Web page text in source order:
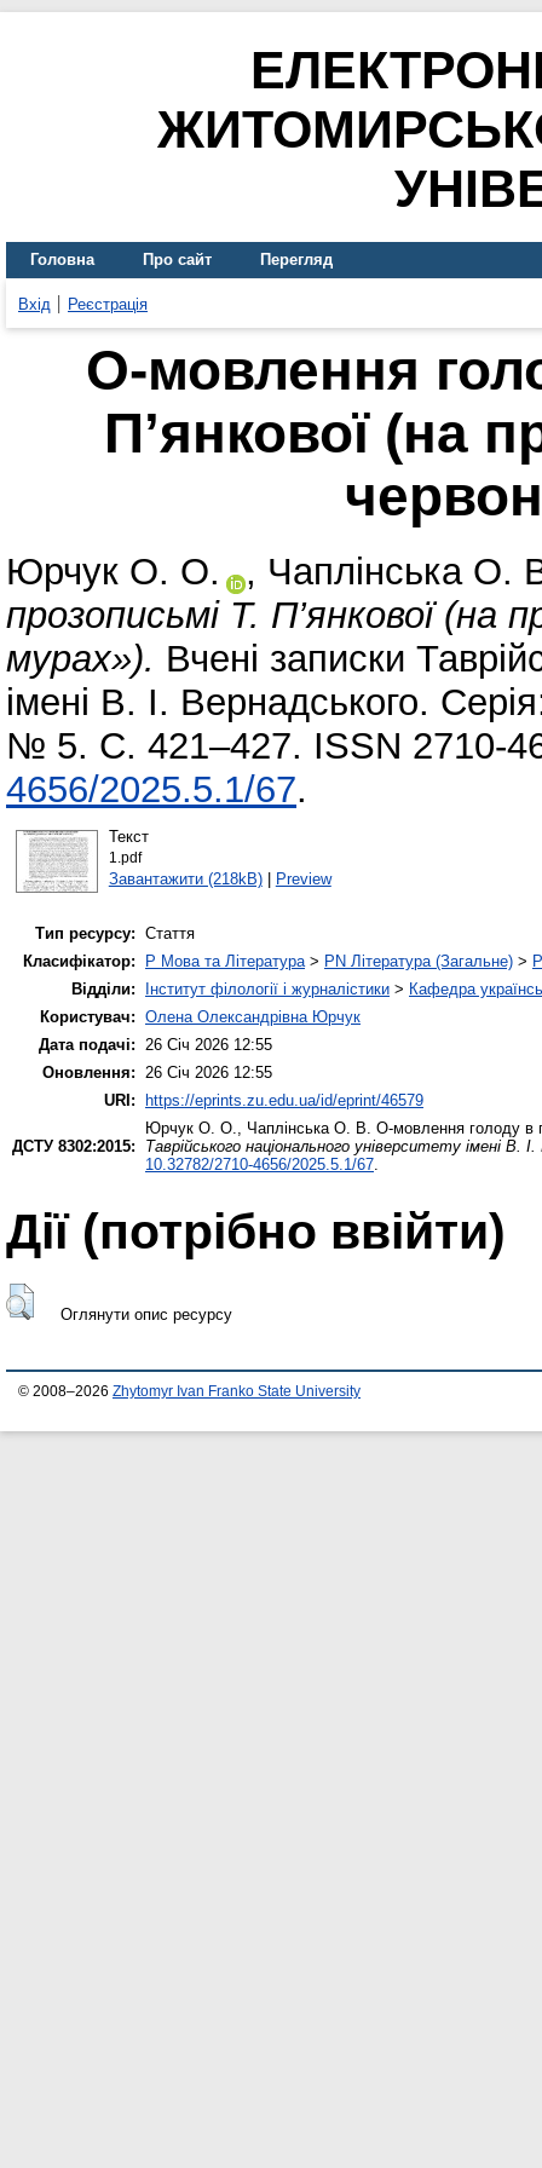
Головна Про сайт Перегляд
Вхід Реєстрація
О-мовлення
П’янкової (на
Юрчук О. О. , Чаплінська О.
прозописьмі Т. П’янкової (на
мурах»). Вчені записки
імені В. І. Вернадського.
№ 5. С. 421–427. ISSN 2710-
4656/2025.5.1/67.
Текст
1.pdf
Завантажити (218kB)| Preview
Тип ресурсу: Стаття
Класифікатор:
P Мова та Література> PN Література (Загальне) >
Відділи:
Інститут філології і журналістики > Кафедра
Користувач: Олена Олександрівна Юрчук
Дата подачі: 26 Січ 2026 12:55
Оновлення: 26 Січ 2026 12:55
URI:
https://eprints.zu.edu.ua/id/eprint/46579
ДСТУ 8302:2015:
Юрчук О. О., Чаплінська О. В. О-мовлення голоду в
Таврійського національного університету імені В.
10.32782/2710-4656/2025.5.1/67.
Дії ​​(потрібно ввійти)
Оглянути опис ресурсу
© 2008–2026 Zhytomyr Ivan Franko State University